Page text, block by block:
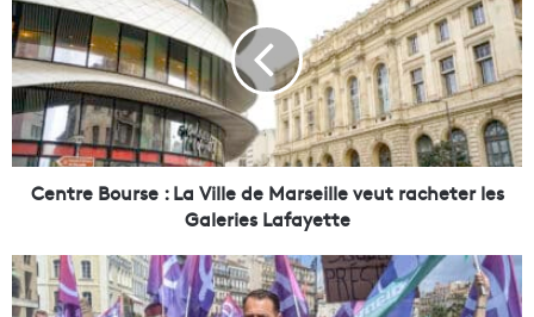
n
t
r
e
B
o
u
:
L
Centre Bourse : La Ville de Marseille veut racheter les
Galeries Lafayette
M
u